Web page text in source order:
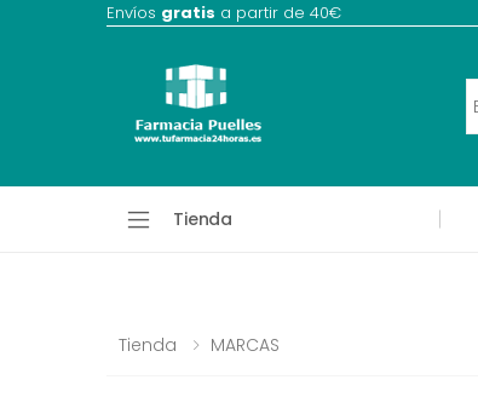
Envíos gratis a partir de 40€
Tienda
Tienda MARCAS